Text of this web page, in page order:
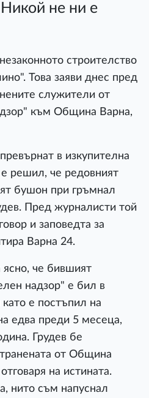
не ни е
строителство
Това заяви днес пред
служители от
към Община Варна,
в изкупителна
решил, че редовният
бушон при гръмнал
Пред журналисти той
и заповедта за
Варна 24.
че бившият
надзор" е бил в
е постъпил на
едва преди 5 месеца,
Грудев бе
от Община
на истината.
нито съм напуснал